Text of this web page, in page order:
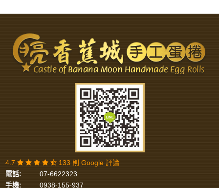
4.7
133 則 Google 評論
電話:
07-6622323
手機:
0938-155-937